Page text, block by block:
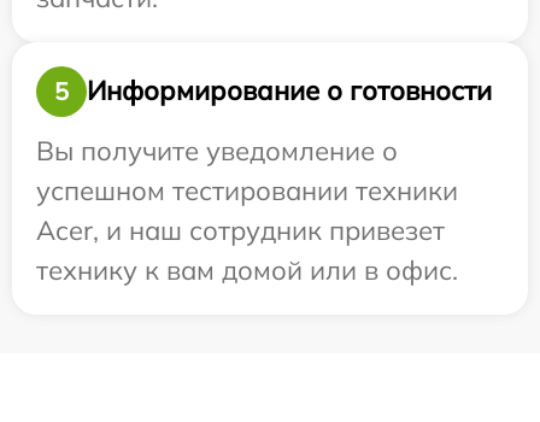
5
Информирование о готовности
Вы получите уведомление о
успешном тестировании техники
Acer, и наш сотрудник привезет
технику к вам домой или в офис.